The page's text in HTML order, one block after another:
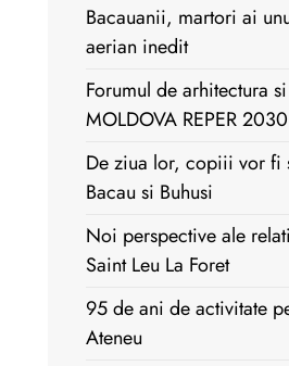
Bacauanii, martori ai
aerian inedit
Forumul de arhitectura
MOLDOVA REPER 2030
De ziua lor, copiii vor fi
Bacau si Buhusi
Noi perspective ale
Saint Leu La Foret
95 de ani de activitate
Ateneu